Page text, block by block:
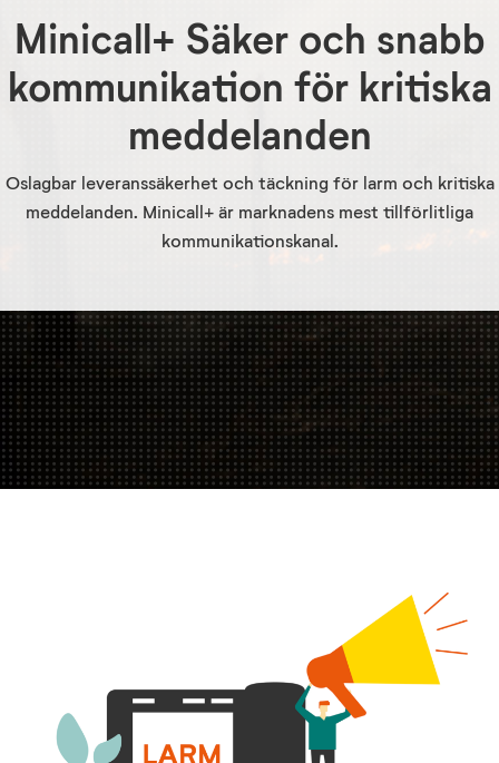
Minicall+ Säker och snabb
kommunikation för kritiska
meddelanden
Oslagbar leveranssäkerhet och täckning för larm och kritiska
meddelanden. Minicall+ är marknadens mest tillförlitliga
kommunikationskanal.